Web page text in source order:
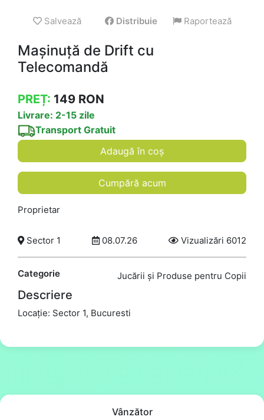
Salvează Distribuie Raportează
Mașinuță de Drift cu
Telecomandă
PREȚ: 149 RON
Livrare: 2-15 zile
Transport Gratuit
Adaugă în coș
Cumpără acum
Proprietar
Sector 1 08.07.26 Vizualizări 6012
Categorie Jucării și Produse pentru Copii
Descriere
Locație: Sector 1, Bucuresti
Vânzător